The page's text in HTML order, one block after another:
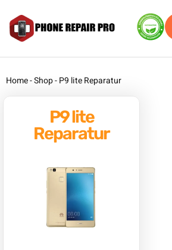
Home-Shop-P9 lite Reparatur
P9 lite
Reparatur